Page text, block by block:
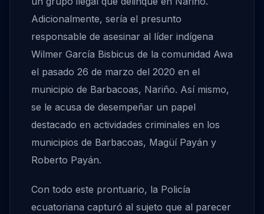
Adicionalmente, sería el presunto
responsable de asesinar al líder indígena
Wilmer García Bisbicus de la comunidad Awa
el pasado 26 de marzo del 2020 en el
municipio de Barbacoas, Nariño. Así mismo,
se le acusa de desempeñar un papel
destacado en actividades criminales en los
municipios de Barbacoas, Magüí Payán y
Roberto Payán.
Con todo este prontuario, la Policía
ecuatoriana capturó al sujeto que al parecer